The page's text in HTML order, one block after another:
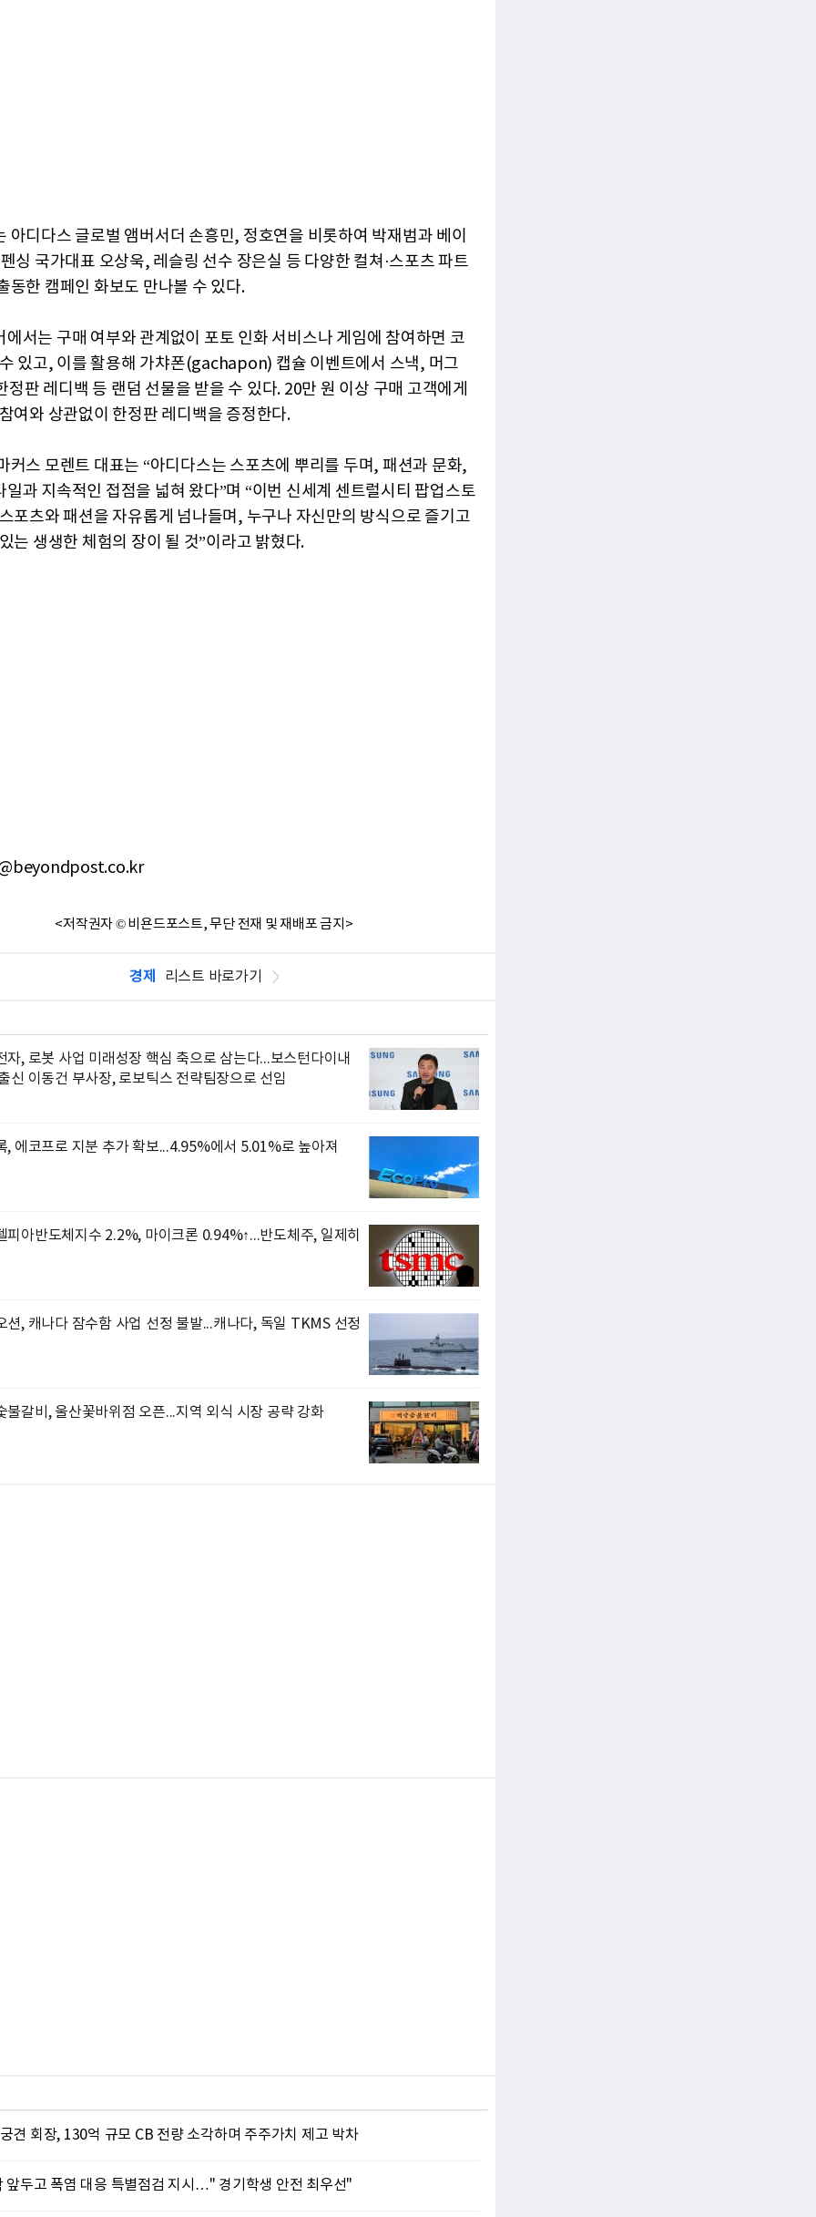
아디다스 글로벌 앰버서더 손흥민, 정호연을 비롯하여 박재범과 베이
싱 국가대표 오상욱, 레슬링 선수 장은실 등 다양한 컬쳐·스포츠 파트
동한 캠페인 화보도 만나볼 수 있다.
에서는 구매 여부와 관계없이 포토 인화 서비스나 게임에 참여하면 코
있고, 이를 활용해 가챠폰(gachapon) 캡슐 이벤트에서 스낵, 머그
정판 레디백 등 랜덤 선물을 받을 수 있다. 20만 원 이상 구매 고객에게
여와 상관없이 한정판 레디백을 증정한다.
커스 모렌트 대표는 “아디다스는 스포츠에 뿌리를 두며, 패션과 문화,
일과 지속적인 접점을 넓혀 왔다”며 “이번 신세계 센트럴시티 팝업스토
포츠와 패션을 자유롭게 넘나들며, 누구나 자신만의 방식으로 즐기고
는 생생한 체험의 장이 될 것”이라고 밝혔다.
<저작권자 © 비욘드포스트, 무단 전재 및 재배포 금지>
경제 리스트 바로가기
자, 로봇 사업 미래성장 핵심 축으로 삼는다...보스턴다이내
신 이동건 부사장, 로보틱스 전략팀장으로 선임
, 에코프로 지분 추가 확보...4.95%에서 5.01%로 높아져
피아반도체지수 2.2%, 마이크론 0.94%↑...반도체주, 일제히
션, 캐나다 잠수함 사업 선정 불발...캐나다, 독일 TKMS 선정
불갈비, 울산꽃바위점 오픈...지역 외식 시장 공략 강화
견 회장, 130억 규모 CB 전량 소각하며 주주가치 제고 박차
앞두고 폭염 대응 특별점검 지시…" 경기학생 안전 최우선"